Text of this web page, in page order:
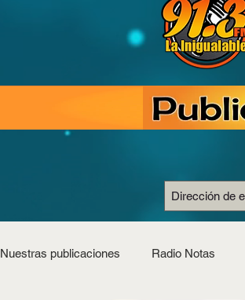
Nuestras publicaciones Radio Notas